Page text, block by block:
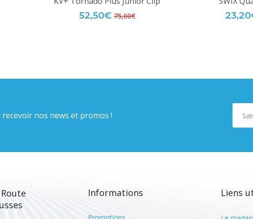
52,50€ 75,00€
nos news et promos !
Informations Liens